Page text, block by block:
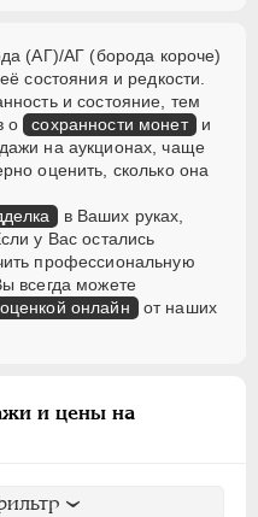
(АГ)/АГ (борода короче)
состояния и редкости.
и состояние, тем
о сохранности монет и
на аукционах, чаще
оценить, сколько она
в Ваших руках,
у Вас остались
профессиональную
всегда можете
онлайн от наших
и цены на